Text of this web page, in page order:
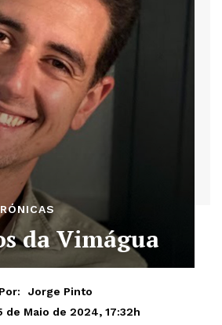
da Vimágua
Por:
Jorge Pinto
de Maio de 2024, 17:32h